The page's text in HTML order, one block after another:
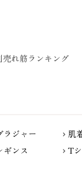
ル）
ングリー）
ー）
売れ筋ランキング
ラジャー chevron_right 肌
ギンス chevron_rightT